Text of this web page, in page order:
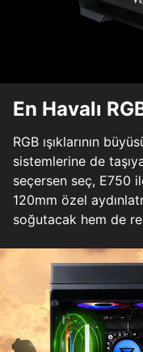
En Havalı
RGB ışıklarının
sistemlerine de
seçersen seç, E750
120mm özel
soğutacak hem de